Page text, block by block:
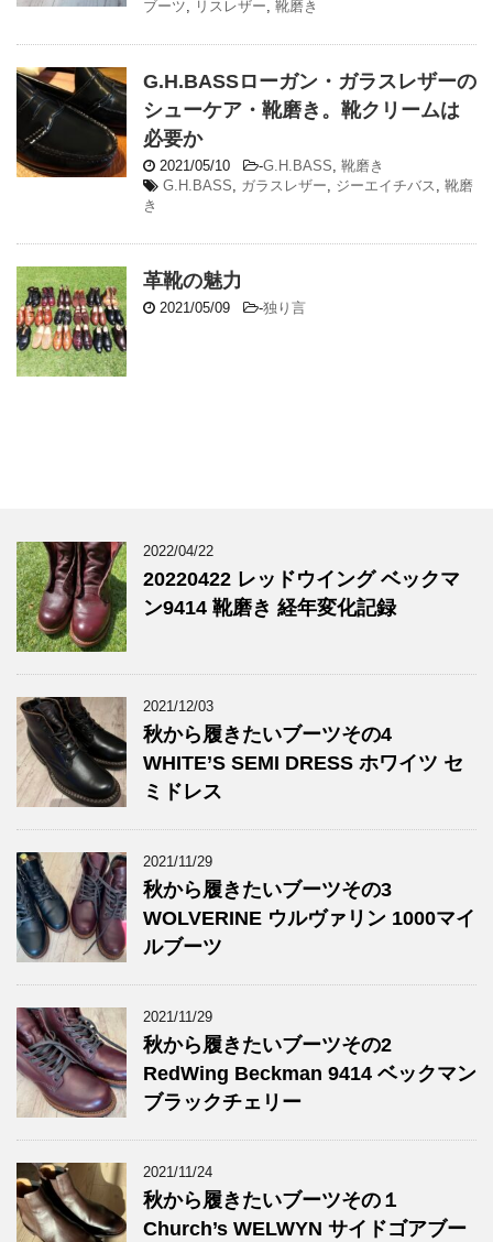
ブーツ, リスレザー, 靴磨き
G.H.BASSローガン・ガラスレザーの
シューケア・靴磨き。靴クリームは
必要か
2021/05/10 -G.H.BASS, 靴磨き
G.H.BASS, ガラスレザー, ジーエイチバス , 靴磨
き
革靴の魅力
2021/05/09 -独り言
2022/04/22
20220422 レッドウイング ベックマ
ン9414 靴磨き 経年変化記録
2021/12/03
秋から履きたいブーツその4
WHITE’S SEMI DRESS ホワイツ セ
ミドレス
2021/11/29
秋から履きたいブーツその3
WOLVERINE ウルヴァリン 1000マイ
ルブーツ
2021/11/29
秋から履きたいブーツその2
RedWing Beckman 9414 ベックマン
ブラックチェリー
2021/11/24
秋から履きたいブーツその１
Church’s WELWYN サイドゴアブー